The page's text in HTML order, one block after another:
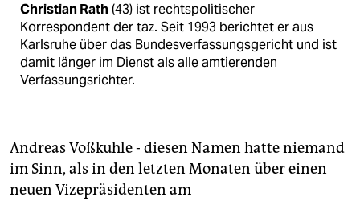
Christian Rath(43) ist rechtspolitischer
Korrespondent der taz. Seit 1993 berichtet er aus
Karlsruhe über das Bundesverfassungsgericht und ist
damit länger im Dienst als alle amtierenden
Verfassungsrichter.
Andreas Voßkuhle - diesen Namen hatte niemand
im Sinn, als in den letzten Monaten über einen
neuen Vizepräsidenten am